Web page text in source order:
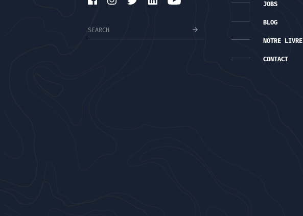
JOBS
BLOG
NOTRE LIVRE
CONTACT